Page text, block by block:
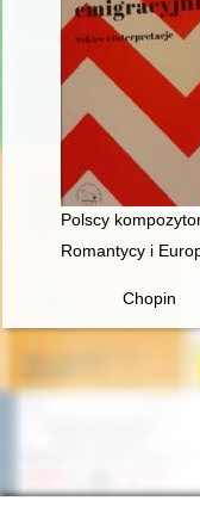
Polscy
Romantycy i
Chopin